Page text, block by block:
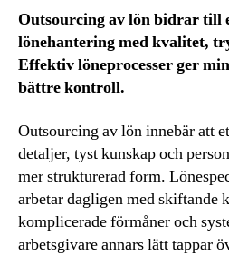
Outsourcing av lön bidrar till
lönehantering med kvalitet,
Effektiv löneprocesser ger
bättre kontroll.
Outsourcing av lön innebär att
detaljer, tyst kunskap och
mer strukturerad form.
arbetar dagligen med skiftande
komplicerade förmåner och
arbetsgivare annars lätt tappar